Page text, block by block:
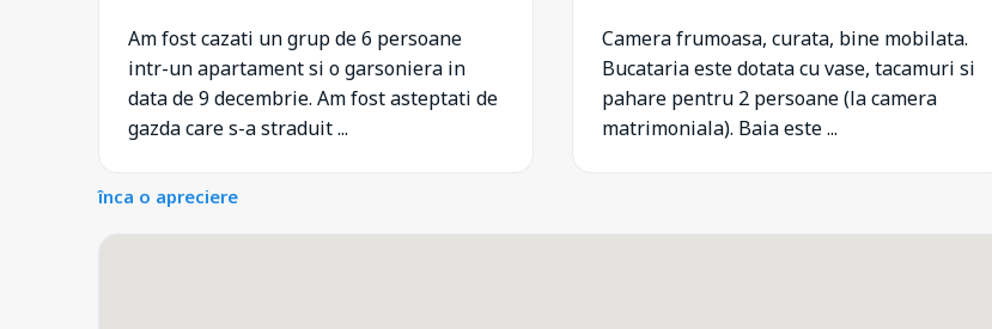
Am fost cazati un grup de 6 persoane
intr-un apartament si o garsoniera in
data de 9 decembrie. Am fost asteptati de
gazda care s-a straduit ...
Camera frumoasa, curata, bine mobilata.
Bucataria este dotata cu vase, tacamuri si
pahare pentru 2 persoane (la camera
matrimoniala). Baia este ...
înca o apreciere